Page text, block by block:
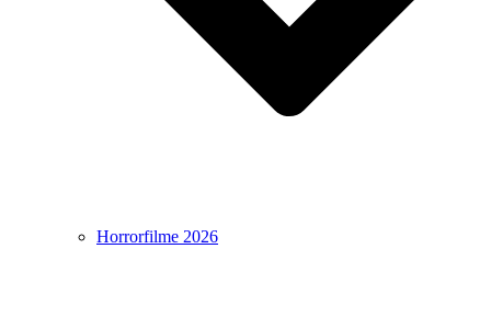
Horrorfilme 2026